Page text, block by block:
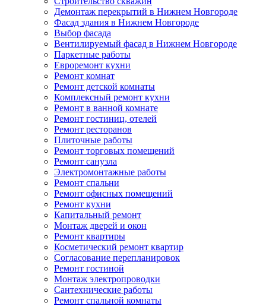
Демонтаж перекрытий в Нижнем Новгороде
Фасад здания в Нижнем Новгороде
Выбор фасада
Вентилируемый фасад в Нижнем Новгороде
Паркетные работы
Евроремонт кухни
Ремонт комнат
Ремонт детской комнаты
Комплексный ремонт кухни
Ремонт в ванной комнате
Ремонт гостиниц, отелей
Ремонт ресторанов
Плиточные работы
Ремонт торговых помещений
Ремонт санузла
Электромонтажные работы
Ремонт спальни
Ремонт офисных помещений
Ремонт кухни
Капитальный ремонт
Монтаж дверей и окон
Ремонт квартиры
Косметический ремонт квартир
Согласование перепланировок
Ремонт гостиной
Монтаж электропроводки
Сантехнические работы
Ремонт спальной комнаты